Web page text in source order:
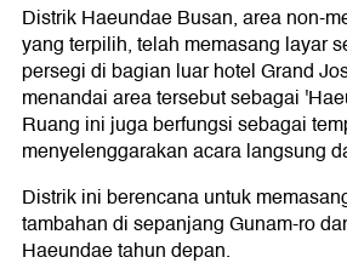
Distrik Haeundae Busan, area non-
yang terpilih, telah memasang layar
persegi di bagian luar hotel Grand
menandai area tersebut sebagai
Ruang ini juga berfungsi sebagai
menyelenggarakan acara langsung
Distrik ini berencana untuk
tambahan di sepanjang Gunam-ro
Haeundae tahun depan.